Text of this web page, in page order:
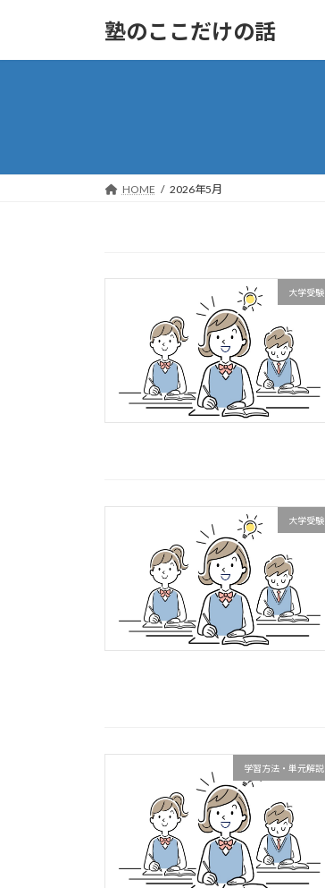
塾のここだけの話
HOME 2026年5月
大学受験
大学受験
学習方法・単元解説